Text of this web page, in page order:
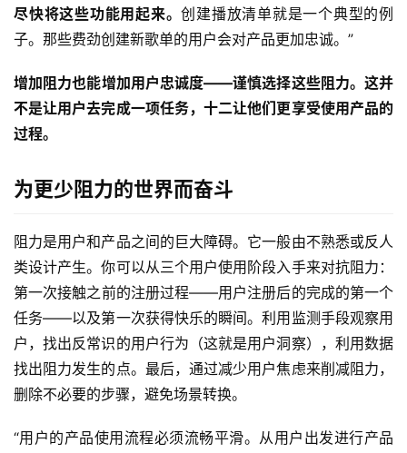
尽快将这些功能用起来。创建播放清单就是一个典型的例
子。那些费劲创建新歌单的用户会对产品更加忠诚。”
增加阻力也能增加用户忠诚度——谨慎选择这些阻力。这并
不是让用户去完成一项任务，十二让他们更享受使用产品的
过程。
为更少阻力的世界而奋斗
阻力是用户和产品之间的巨大障碍。它一般由不熟悉或反人
类设计产生。你可以从三个用户使用阶段入手来对抗阻力：
第一次接触之前的注册过程——用户注册后的完成的第一个
任务——以及第一次获得快乐的瞬间。利用监测手段观察用
户，找出反常识的用户行为（这就是用户洞察），利用数据
找出阻力发生的点。最后，通过减少用户焦虑来削减阻力，
删除不必要的步骤，避免场景转换。
“用户的产品使用流程必须流畅平滑。从用户出发进行产品